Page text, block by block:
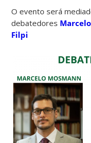
O evento será
debatedores
Filpi